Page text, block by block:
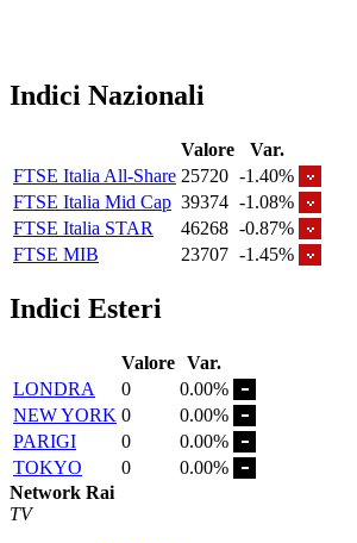
Indici Nazionali
Valore
Var.
FTSE Italia All-Share 25720 -1.40%
FTSE Italia Mid Cap 39374 -1.08%
FTSE Italia STAR
46268 -0.87%
FTSE MIB
23707 -1.45%
Indici Esteri
Valore Var.
LONDRA
0
0.00%
NEW YORK 0
0.00%
PARIGI
0
0.00%
TOKYO
0
0.00%
Network Rai
TV